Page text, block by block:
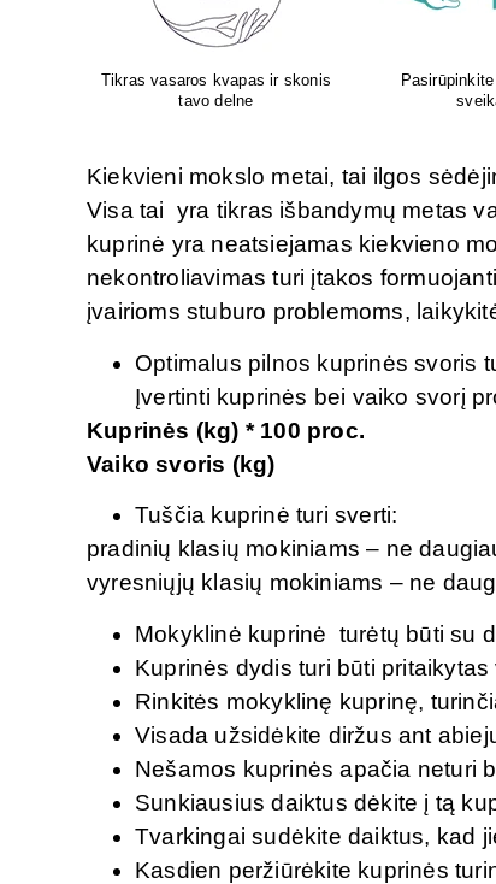
Aboca – iš gamtos Jūsų
sveikatai!
Atliksime
tyrimą
Kiekvieni mokslo metai, tai ilgos
Visa tai yra tikras išbandymų metas
kuprinė yra neatsiejamas kiekvieno
nekontroliavimas turi įtakos
įvairioms stuburo problemoms,
Optimalus pilnos kuprinės svoris
Įvertinti kuprinės bei vaiko svorį
Kuprinės (kg) * 100 proc.
Vaiko svoris (kg)
Tuščia kuprinė turi sverti:
pradinių klasių mokiniams – ne
vyresniųjų klasių mokiniams – ne
Mokyklinė kuprinė turėtų būti su
Kuprinės dydis turi būti
Rinkitės mokyklinę kuprinę,
Visada užsidėkite diržus ant
Nešamos kuprinės apačia neturi
Sunkiausius daiktus dėkite į tą
Tvarkingai sudėkite daiktus, kad
Kasdien peržiūrėkite kuprinės